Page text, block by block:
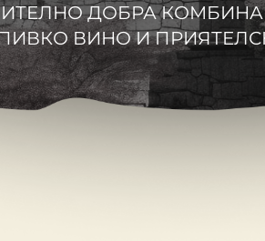
ДОБРА
ВИНО И